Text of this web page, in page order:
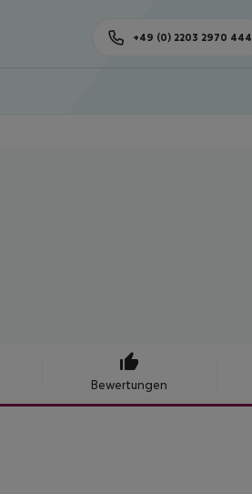
+49 (0) 2203 2970 444
Bewertungen